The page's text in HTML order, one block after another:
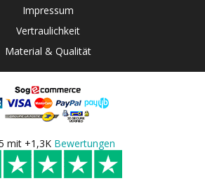
Impressum
Vertraulichkeit
Material & Qualität
mit +1,3K Bewertungen